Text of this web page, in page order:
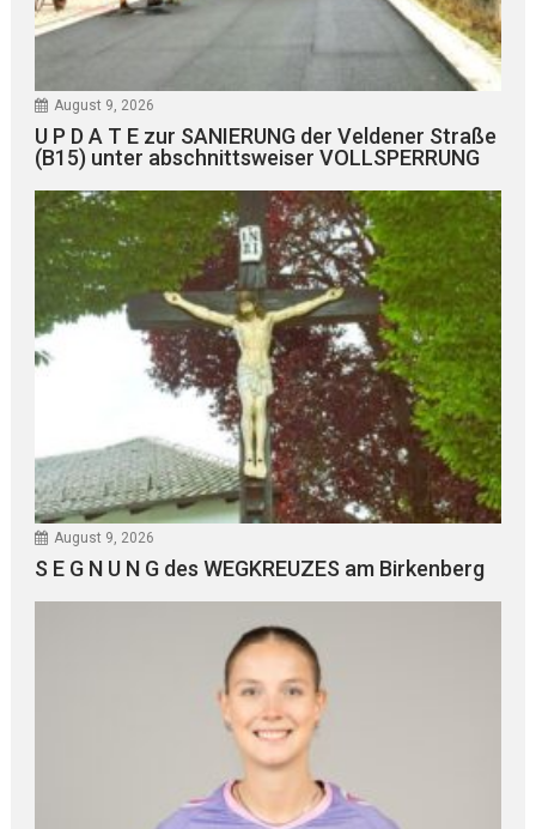
August 9, 2026
U P D A T E zur SANIERUNG der Veldener Straße
(B15) unter abschnittsweiser VOLLSPERRUNG
August 9, 2026
S E G N U N G des WEGKREUZES am Birkenberg